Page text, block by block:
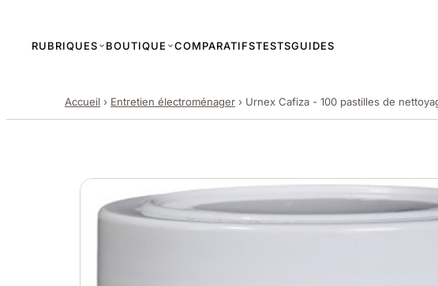
RUBRIQUES BOUTIQUE COMPARATIFSTESTSGUIDES
Accueil › Entretien électroménager › Urnex Cafiza - 100 pastilles de